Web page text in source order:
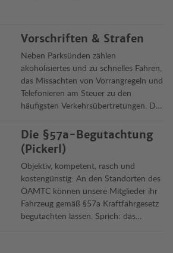
Vorschriften & Strafen
Neben Parksünden zählen
akoholisiertes und zu schnelles Fahren,
das Missachten von Vorrangregeln und
Telefonieren am Steuer zu den
häufigsten Verkehrsübertretungen. Die
Vorschriften und ihre Rechtsfolgen in
Österreich und im Ausland.
Die §57a-Begutachtung
(Pickerl)
Objektiv, kompetent, rasch und
kostengünstig: An den Standorten des
ÖAMTC können unsere Mitglieder ihr
Fahrzeug gemäß §57a Kraftfahrgesetz
begutachten lassen. Sprich: das